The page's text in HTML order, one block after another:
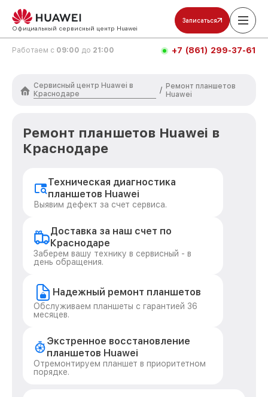
Официальный сервисный центр Huawei
Записаться
Работаем с 09:00 до 21:00 +7 (861) 299-37-61
Сервисный центр Huawei в
Краснодаре
/ Ремонт планшетов
Huawei
Ремонт планшетов Huawei в
Краснодаре
Техническая диагностика
планшетов Huawei
Выявим дефект за счет сервиса.
Доставка за наш счет по
Краснодаре
Заберем вашу технику в сервисный - в
день обращения.
Надежный ремонт планшетов
Обслуживаем планшеты с гарантией 36
месяцев.
Экстренное восстановление
планшетов Huawei
Отремонтируем планшет в приоритетном
порядке.